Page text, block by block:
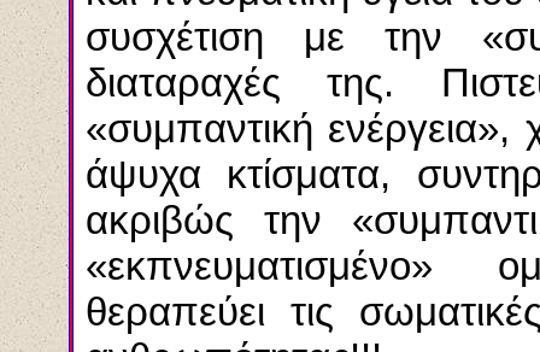
συσχέτιση με την
διαταραχές της.
«συμπαντική
άψυχα κτίσματα,
ακριβώς την
«εκπνευματισμένο»
θεραπεύει τις